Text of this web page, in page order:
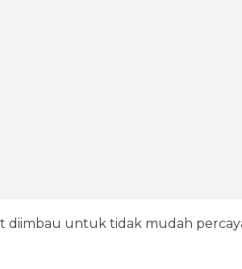
diimbau untuk tidak mudah